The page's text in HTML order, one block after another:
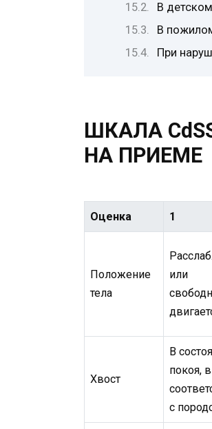
В
В
При
ШКАЛА
НА ПРИЕМЕ
Оценка 1
Положение
тела
или
Хвост
В
покоя, в
с